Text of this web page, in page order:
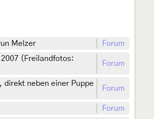
Melzer
Forum
(Freilandfotos:
Forum
direkt neben einer Puppe
Forum
Forum